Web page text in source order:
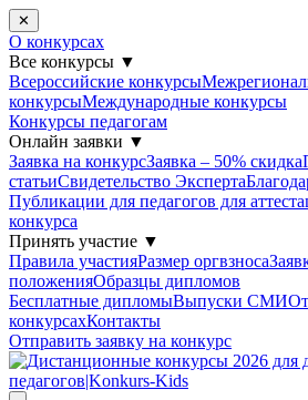
✕
О конкурсах
Все конкурсы ▼
Всероссийские конкурсы
конкурсыМеждународные конкурсы
Конкурсы педагогам
Онлайн заявки ▼
Заявка на конкурсЗаявка – 50% скидка
статьиСвидетельство Эксперта
Публикации для педагогов для
конкурса
Принять участие ▼
Правила участияРазмер оргвзноса
положенияОбразцы дипломов
Бесплатные дипломыВыпуски СМИ
конкурсахКонтакты
Отправить заявку на конкурс